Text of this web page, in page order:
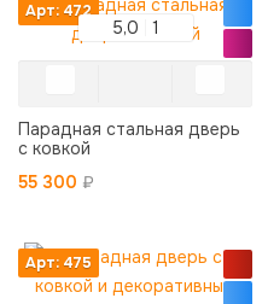
Арт: 472
5,0 1
Парадная стальная дверь
с ковкой
55 300 ₽
Арт: 475